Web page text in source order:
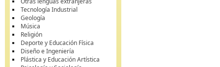
Tecnología Industrial
Geología
Música
Religión
Deporte y Educación Física
Diseño e Ingeniería
Plástica y Educación Artística